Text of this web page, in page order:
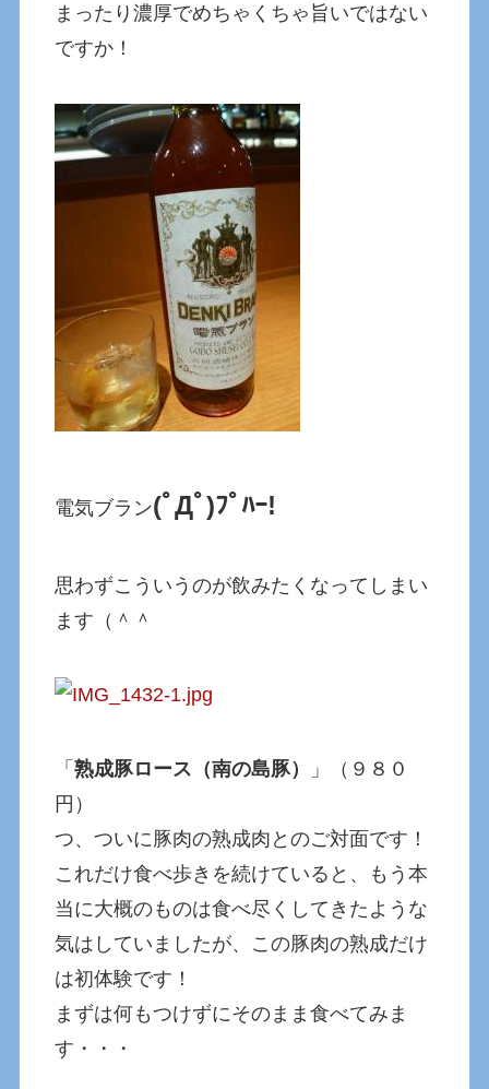
まったり濃厚でめちゃくちゃ旨いではない
ですか！
電気ブラン(ﾟДﾟ)ﾌﾟﾊｰ!
思わずこういうのが飲みたくなってしまい
ます（＾＾
「熟成豚ロース（南の島豚）
」（９８０
円）
つ、ついに豚肉の熟成肉とのご対面です！
これだけ食べ歩きを続けていると、もう本
当に大概のものは食べ尽くしてきたような
気はしていましたが、この豚肉の熟成だけ
は初体験です！
まずは何もつけずにそのまま食べてみま
す・・・